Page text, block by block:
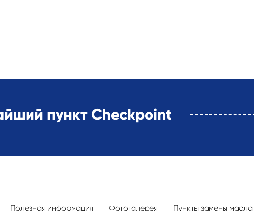
пункт Checkpoint
Полезная информация Фотогалерея Пункты замены масла